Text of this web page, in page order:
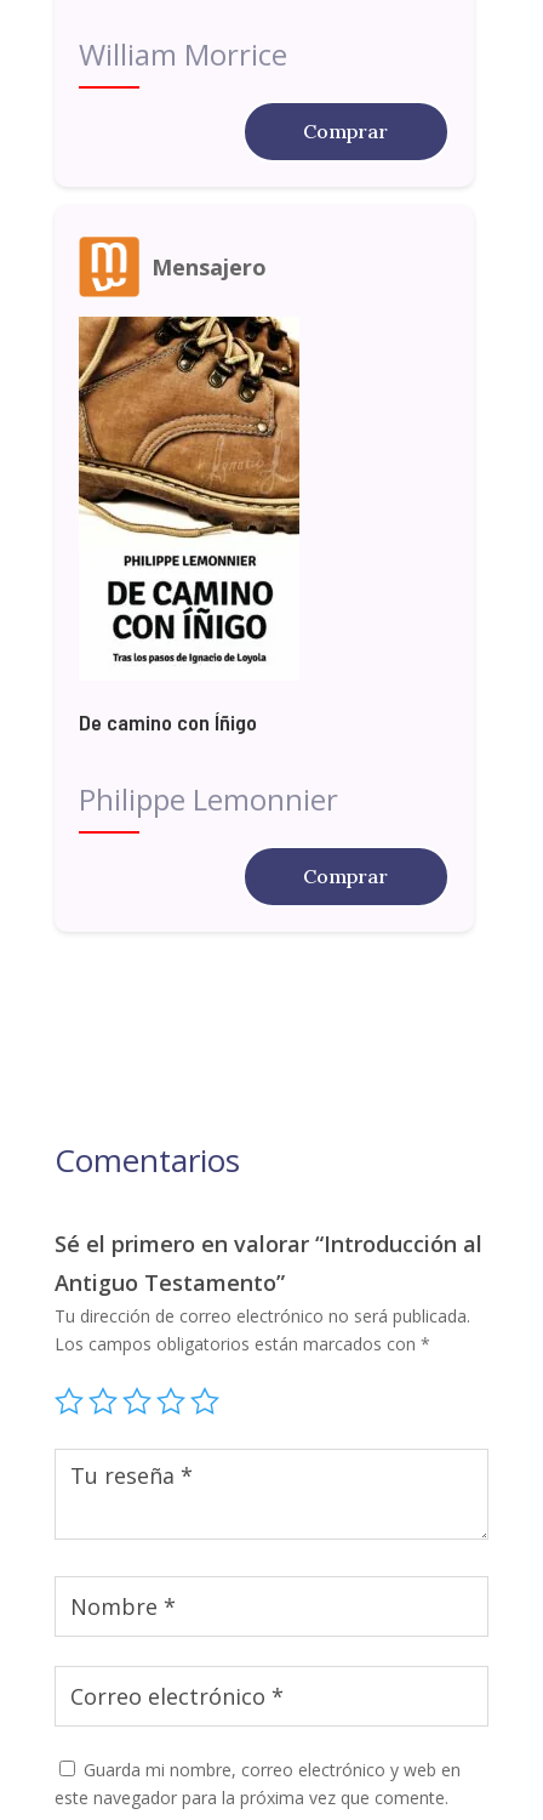
William Morrice
Comprar
Mensajero
De camino con Íñigo
Philippe Lemonnier
Comprar
Comentarios
Sé el primero en valorar “Introducción al
Antiguo Testamento”
Tu dirección de correo electrónico no será publicada.
Los campos obligatorios están marcados con *
Guarda mi nombre, correo electrónico y web en
este navegador para la próxima vez que comente.